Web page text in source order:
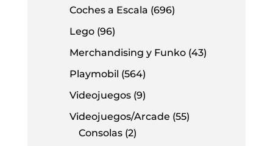
Coches a Escala (696)
Lego (96)
Merchandising y Funko (43)
Playmobil (564)
Videojuegos (9)
Videojuegos/Arcade (55)
Consolas (2)